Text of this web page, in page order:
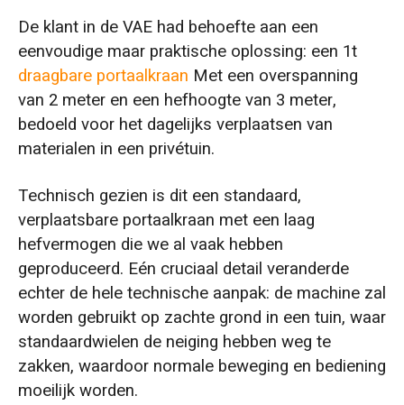
De klant in de VAE had behoefte aan een
eenvoudige maar praktische oplossing: een 1t
draagbare portaalkraan Met een overspanning
van 2 meter en een hefhoogte van 3 meter,
bedoeld voor het dagelijks verplaatsen van
materialen in een privétuin.
Technisch gezien is dit een standaard,
verplaatsbare portaalkraan met een laag
hefvermogen die we al vaak hebben
geproduceerd. Eén cruciaal detail veranderde
echter de hele technische aanpak: de machine zal
worden gebruikt op zachte grond in een tuin, waar
standaardwielen de neiging hebben weg te
zakken, waardoor normale beweging en bediening
moeilijk worden.